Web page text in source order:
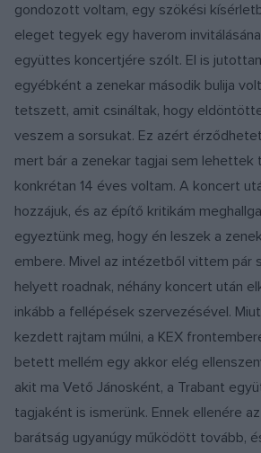
gondozott voltam, egy szökési
eleget tegyek egy haverom
együttes koncertjére szólt. El is
egyébként a zenekar második bulija
tetszett, amit csináltak, hogy
veszem a sorsukat. Ez azért
mert bár a zenekar tagjai sem lehettek
konkrétan 14 éves voltam. A koncert
hozzájuk, és az építő kritikám
egyeztünk meg, hogy én leszek a
embere. Mivel az intézetből vittem pár
helyett roadnak, néhány koncert után
inkább a fellépések szervezésével.
kezdett rajtam múlni, a KEX
betett mellém egy akkor elég
akit ma Vető Jánosként, a Trabant
tagjaként is ismerünk. Ennek ellenére
barátság ugyanúgy működött tovább,